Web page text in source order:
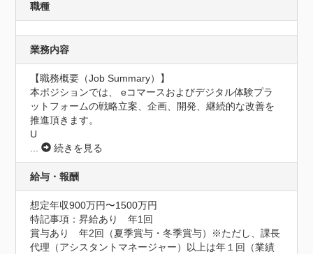
職種
業務内容
【職務概要（Job Summary）】
本ポジションでは、 eコマースおよびデジタル体験プラ
ットフォームの戦略立案、企画、開発、継続的な改善を
推進頂きます。
U
...
続きを見る
給与・報酬
想定年収900万円〜1500万円
特記事項：昇給あり　年1回
賞与あり　年2回（夏季賞与・冬季賞与）※ただし、課長
代理（アシスタントマネージャー）以上は年１回（業績